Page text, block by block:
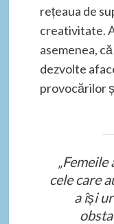
rețeaua de
creativitate.
asemenea,
dezvolte
provocărilor
cele care
a își